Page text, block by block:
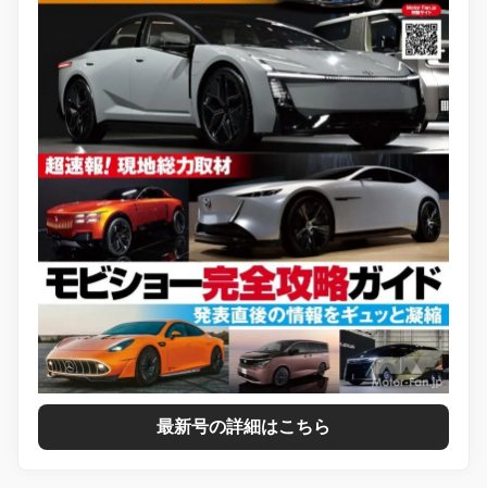
最新号の詳細はこちら